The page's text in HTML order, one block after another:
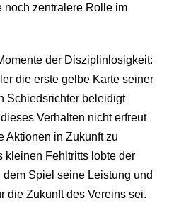
noch zentralere Rolle im
der Disziplinlosigkeit:
die erste gelbe Karte seiner
Schiedsrichter beleidigt
Verhalten nicht erfreut
Aktionen in Zukunft zu
kleinen Fehltritts lobte der
Spiel seine Leistung und
die Zukunft des Vereins sei.